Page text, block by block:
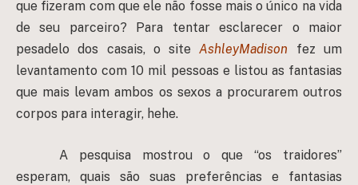
que fizeram com que ele não fosse mais o único na vida
de seu parceiro? Para tentar esclarecer o maior
pesadelo dos casais, o siteAshleyMadison fez um
levantamento com 10 mil pessoas e listou as fantasias
que mais levam ambos os sexos a procurarem outros
corpos para interagir, hehe.
A pesquisa mostrou o que “os traidores”
esperam, quais são suas preferências e fantasias